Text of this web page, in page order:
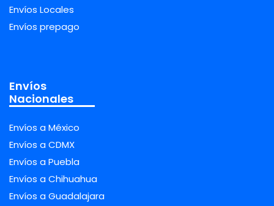
Envíos Locales
Envíos prepago
Envíos
Nacionales
Envíos a México
Envíos a CDMX
Envíos a Puebla
Envíos a Chihuahua
Envíos a Guadalajara